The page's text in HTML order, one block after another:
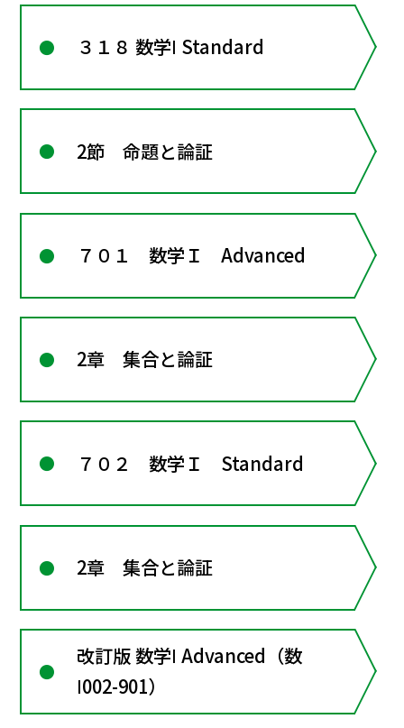
３１８ 数学Ⅰ Standard
2節 命題と論証
７０１ 数学Ｉ Advanced
2章 集合と論証
７０２ 数学Ｉ Standard
2章 集合と論証
改訂版 数学Ⅰ Advanced（数
Ⅰ002-901）